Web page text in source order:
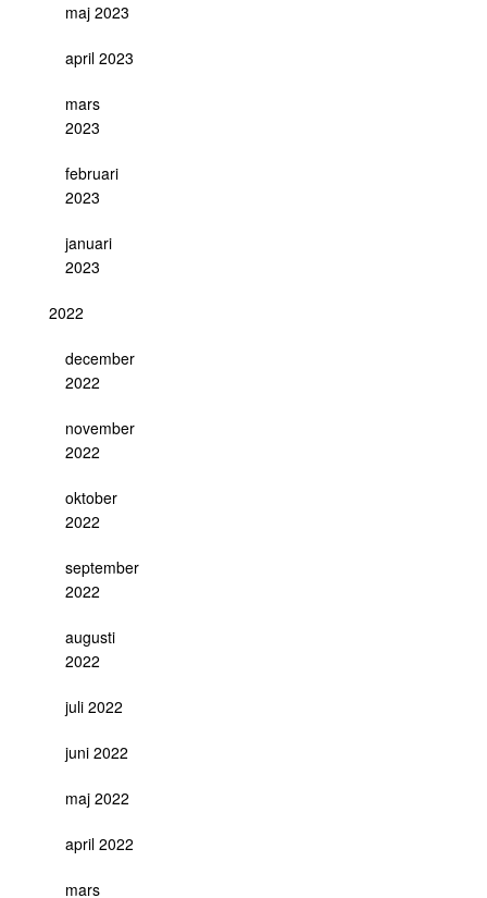
maj 2023
april 2023
mars
2023
februari
2023
januari
2023
2022
december
2022
november
2022
oktober
2022
september
2022
augusti
2022
juli 2022
juni 2022
maj 2022
april 2022
mars